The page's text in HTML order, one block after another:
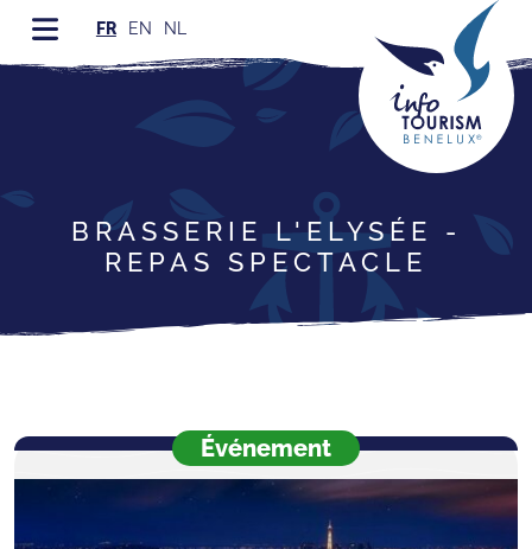
FR EN NL
BRASSERIE L'ELYSÉE -
REPAS SPECTACLE
Événement